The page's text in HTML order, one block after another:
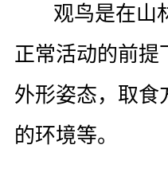
观鸟是在山林
正常活动的前提
外形姿态，取食
的环境等。